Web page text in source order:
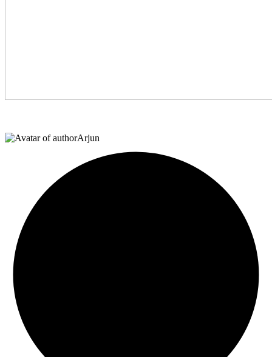
Arjun